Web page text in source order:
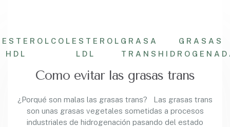
HDL
COLESTEROL
LDL
GRASA
TRANS
GRASAS
Como evitar las grasas trans
¿Porqué son malas las grasas trans? Las grasas trans
son unas grasas vegetales sometidas a procesos
industriales de hidrogenación pasando del estado